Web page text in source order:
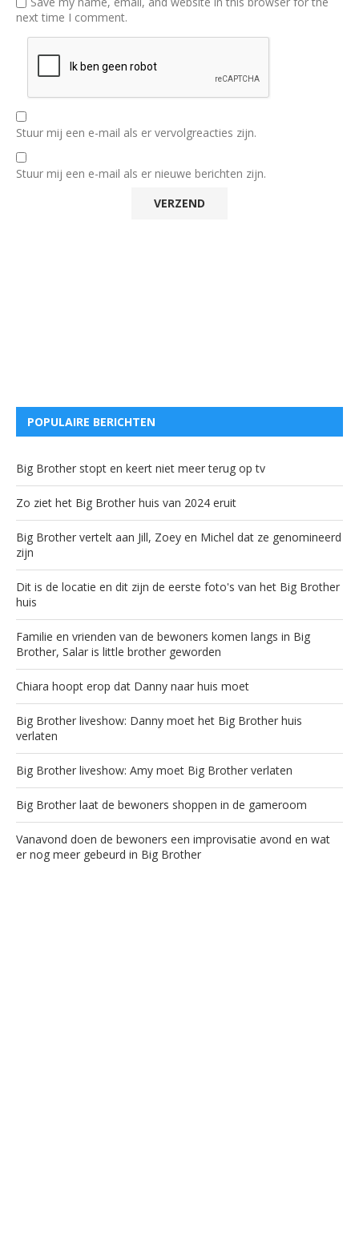
next time I comment.
Stuur mij een e-mail als er vervolgreacties zijn.
Stuur mij een e-mail als er nieuwe berichten zijn.
POPULAIRE BERICHTEN
Big Brother stopt en keert niet meer terug op tv
Zo ziet het Big Brother huis van 2024 eruit
Big Brother vertelt aan Jill, Zoey en Michel dat ze genomineerd
zijn
Dit is de locatie en dit zijn de eerste foto's van het Big Brother
huis
Familie en vrienden van de bewoners komen langs in Big
Brother, Salar is little brother geworden
Chiara hoopt erop dat Danny naar huis moet
Big Brother liveshow: Danny moet het Big Brother huis
verlaten
Big Brother liveshow: Amy moet Big Brother verlaten
Big Brother laat de bewoners shoppen in de gameroom
Vanavond doen de bewoners een improvisatie avond en wat
er nog meer gebeurd in Big Brother